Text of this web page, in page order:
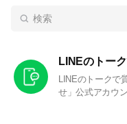
LINEのトー
LINEのトークで
せ」公式アカウ